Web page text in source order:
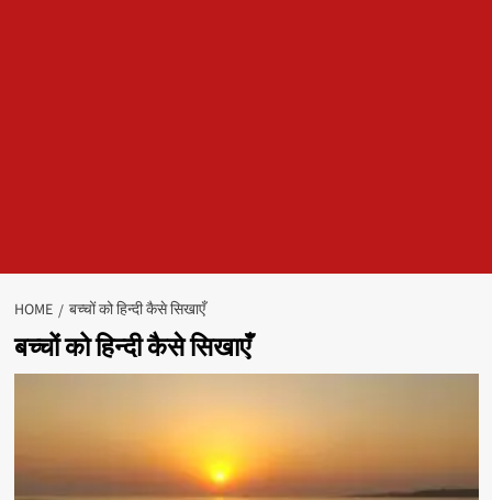
HOME बच्चों को हिन्दी कैसे सिखाएँ
बच्चों को हिन्दी कैसे सिखाएँ